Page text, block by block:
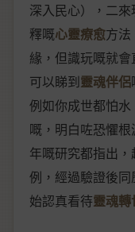
深入民心），二
釋嘅心靈療愈方法
緣，但識玩嘅就
可以睇到靈魂伴侶
例如你成世都怕
嘅，明白咗恐懼根
年嘅研究都指出
例，經過驗證後
始認真看待靈魂轉